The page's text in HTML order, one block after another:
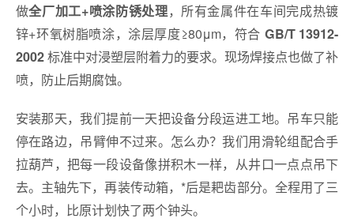
做全厂加工+喷涂防锈处理，所有金属件在车间完成热镀
锌+环氧树脂喷涂，涂层厚度≥80μm，符合 GB/T 13912-
2002标准中对浸塑层附着力的要求。现场焊接点也做了补
喷，防止后期腐蚀。
安装那天，我们提前一天把设备分段运进工地。吊车只能
停在路边，吊臂伸不过来。怎么办？我们用滑轮组配合手
拉葫芦，把每一段设备像拼积木一样，从井口一点点吊下
去。主轴先下，再装传动箱，*后是耙齿部分。全程用了三
个小时，比原计划快了两个钟头。